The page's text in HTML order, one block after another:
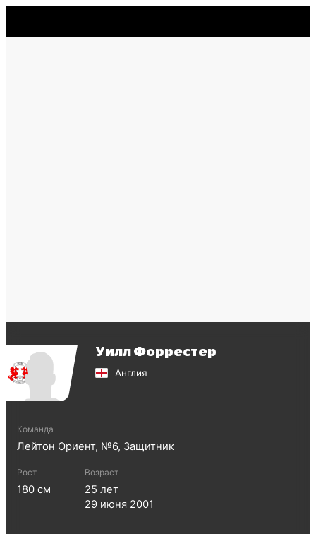
Уилл Форрестер
Англия
Команда
Лейтон Ориент, №6, Защитник
Рост
180 см
Возраст
25 лет
29 июня 2001